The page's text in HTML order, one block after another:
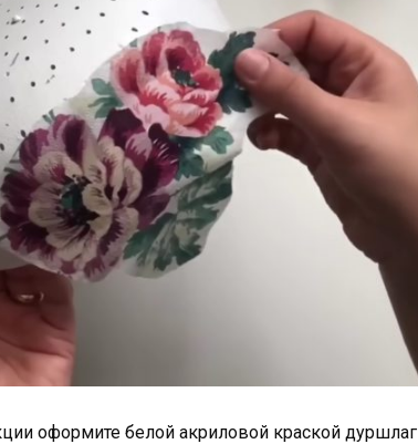
оформите белой акриловой краской дуршлаг